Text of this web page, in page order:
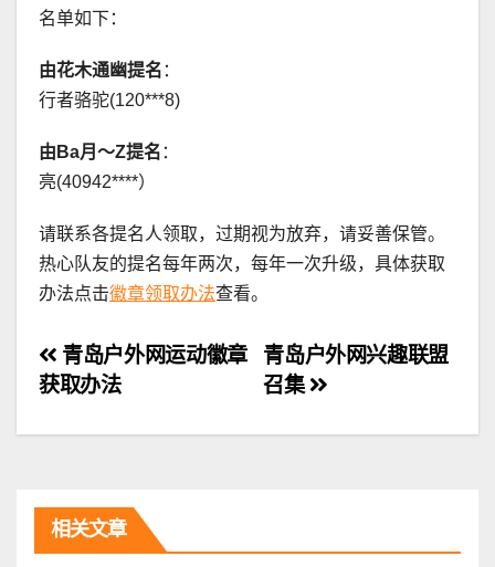
名单如下：
由花木通幽提名 ：
行者骆驼(120***8)
由Ba月～Z提名 ：
亮(40942****）
请联系各提名人领取，过期视为放弃，请妥善保管。
热心队友的提名每年两次，每年一次升级，具体获取
办法点击徽章领取办法查看。
文
章
航
青岛户外网兴趣联盟
召集
青岛户外网运动徽章
获取办法
相关文章